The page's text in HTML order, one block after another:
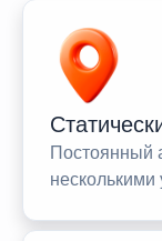
Постоянный
несколькими